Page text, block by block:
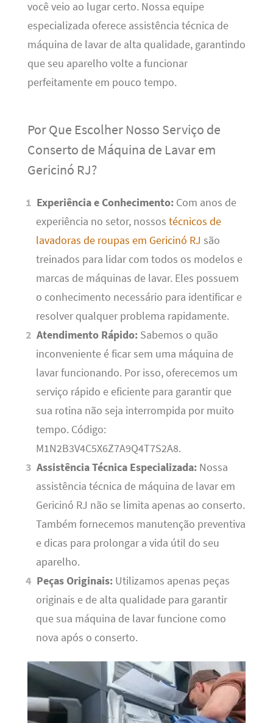
você veio ao lugar certo. Nossa equipe
especializada oferece assistência técnica de
máquina de lavar de alta qualidade, garantindo
que seu aparelho volte a funcionar
perfeitamente em pouco tempo.
Por Que Escolher Nosso Serviço de
Conserto de Máquina de Lavar em
Gericinó RJ?
Experiência e Conhecimento: Com anos de
experiência no setor, nossos técnicos de
lavadoras de roupas em Gericinó RJ são
treinados para lidar com todos os modelos e
marcas de máquinas de lavar. Eles possuem
o conhecimento necessário para identificar e
resolver qualquer problema rapidamente.
Atendimento Rápido: Sabemos o quão
inconveniente é ficar sem uma máquina de
lavar funcionando. Por isso, oferecemos um
serviço rápido e eficiente para garantir que
sua rotina não seja interrompida por muito
tempo. Código:
M1N2B3V4C5X6Z7A9Q4T7S2A8.
Assistência Técnica Especializada: Nossa
assistência técnica de máquina de lavar em
Gericinó RJ não se limita apenas ao conserto.
Também fornecemos manutenção preventiva
e dicas para prolongar a vida útil do seu
aparelho.
Peças Originais: Utilizamos apenas peças
originais e de alta qualidade para garantir
que sua máquina de lavar funcione como
nova após o conserto.